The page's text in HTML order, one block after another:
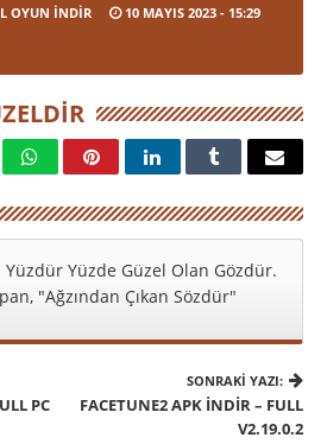
OYUN İNDIR 10 MAYIS 2023 - 15:29
Yüzde Güzel Olan Gözdür.
"Ağzından Çıkan Sözdür"
PC
SONRAKI YAZI:
FACETUNE2 APK INDIR – FULL
V2.19.0.2